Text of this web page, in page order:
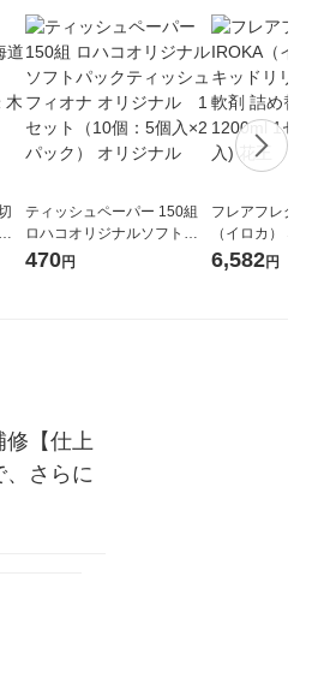
ティッシュペーパー 150組
ロハコオリジナルソフトパ
ックティッシュ フィオナ オ
470円
フレアフレグ
（イロカ） ネ
ーの香り 柔軟
特大 1200ml
6,582円
【仕上
さらに